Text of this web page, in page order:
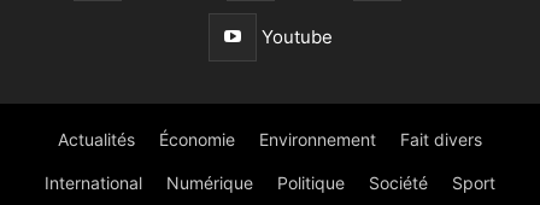
Youtube
Actualités Économie Environnement Fait divers
International Numérique Politique Société Sport